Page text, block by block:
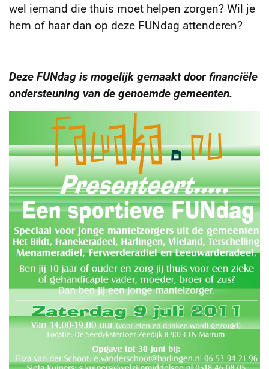
wel iemand die thuis moet helpen zorgen? Wil je
hem of haar dan op deze FUNdag attenderen?
Deze FUNdag is mogelijk gemaakt door financiële
ondersteuning van de genoemde gemeenten.